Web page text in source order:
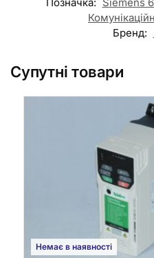
Позначка: Siemens
Бренд:
Супутні товари
Немає в наявності